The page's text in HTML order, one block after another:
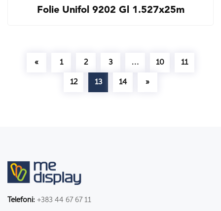
Folie Unifol 9202 Gl 1.527x25m
« 1 2 3 … 10 11
12 13 14 »
Telefoni: +383 44 67 67 11